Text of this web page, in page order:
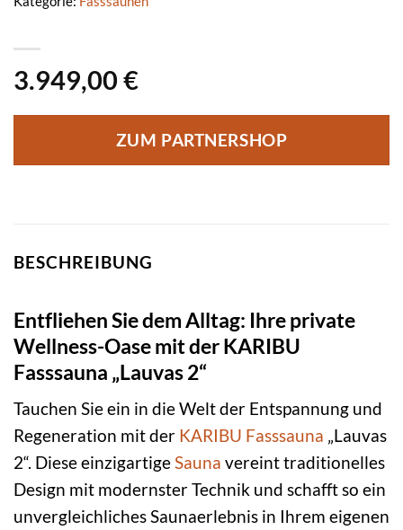
3.949,00 €
ZUM PARTNERSHOP
BESCHREIBUNG
Entfliehen Sie dem Alltag: Ihre private
Wellness-Oase mit der KARIBU
Fasssauna „Lauvas 2“
Tauchen Sie ein in die Welt der Entspannung und
Regeneration mit der KARIBU Fasssauna „Lauvas
2“. Diese einzigartigeSauna vereint traditionelles
Design mit modernster Technik und schafft so ein
unvergleichliches Saunaerlebnis in Ihrem eigenen